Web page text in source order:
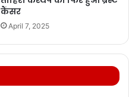
कैंसर
April 7, 2025